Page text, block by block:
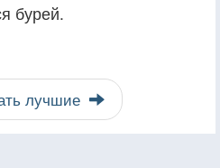
бурей.
лучшие